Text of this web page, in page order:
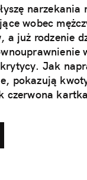
narzekania
wobec
a już rodzenie
Jak
pokazują
czerwona